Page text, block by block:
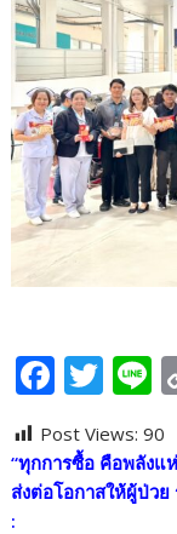
F
e
b
T
itt
er
e
Post Views: 90
“ทุกการซื้อ คือพลังแ
ส่งต่อโอกาสให้ผู้ป่ว
: